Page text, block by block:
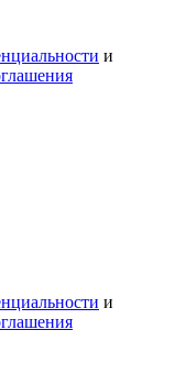
и
и